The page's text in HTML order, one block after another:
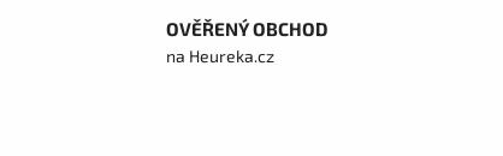
OVĚŘENÝ OBCHOD
na Heureka.cz